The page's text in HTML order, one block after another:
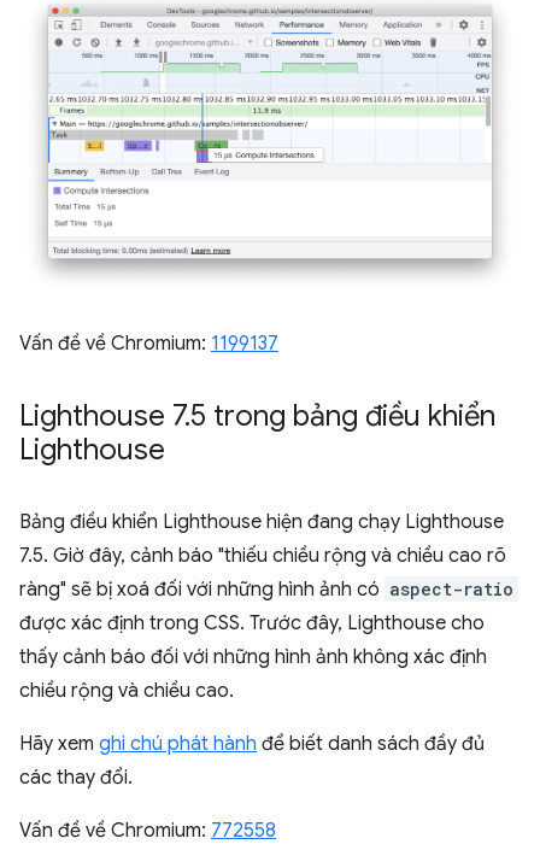
Vấn đề về Chromium: 1199137
Lighthouse 7.5 trong bảng điều khiển
Lighthouse
Bảng điều khiển Lighthouse hiện đang chạy Lighthouse
7.5. Giờ đây, cảnh báo "thiếu chiều rộng và chiều cao rõ
ràng" sẽ bị xoá đối với những hình ảnh có aspect-ratio
được xác định trong CSS. Trước đây, Lighthouse cho
thấy cảnh báo đối với những hình ảnh không xác định
chiều rộng và chiều cao.
Hãy xem ghi chú phát hành để biết danh sách đầy đủ
các thay đổi.
Vấn đề về Chromium: 772558